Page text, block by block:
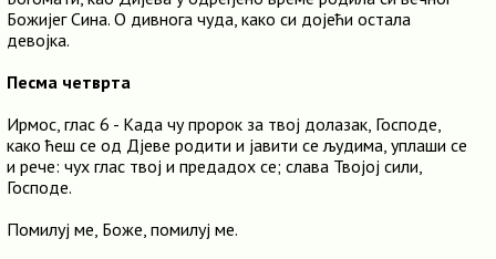
Божијег Сина. О дивнога чуда, како си дојећи остала
девојка.
Песма четврта
Ирмос, глас 6 - Када чу пророк за твој долазак, Господе,
како ћеш се од Дјеве родити и јавити се људима, уплаши се
и рече: чух глас твој и предадох се; слава Твојој сили,
Господе.
Помилуј ме, Боже, помилуј ме.